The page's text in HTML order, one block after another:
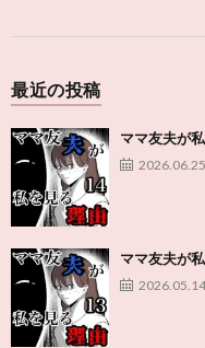
最近の投稿
ママ友夫が
2026.06.25
ママ友夫が
2026.05.14